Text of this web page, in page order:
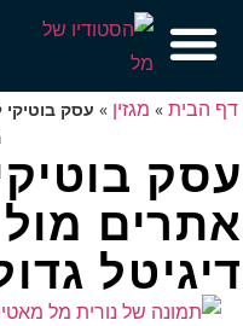
דף הבית » מגזין » עסק בוטיקי
עסק
אתרים
דיגיטל